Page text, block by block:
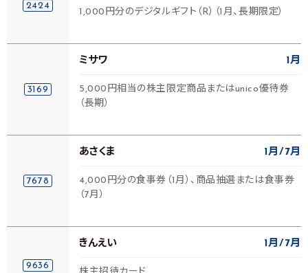
2424
1,000円分のデジタルギフト（R）（1月、長期限定）
3169
ミサワ 1月
5,000円相当の株主限定商品またはunico優待券
（長期）
7678
あさくま 1月 7月
4,000円分の食事券（1月）、商品抽選または食事券
（7月）
9636
きんえい 1月 7月